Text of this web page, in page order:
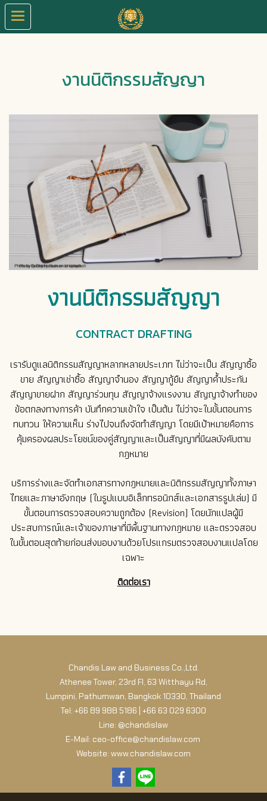
งานนิติกรรมสัญญา
งานนิติกรรมสัญญา
CONTRACT DRAFTING
เรารับดูแลนิติกรรมสัญญาหลากหลายประเภท ไม่ว่าจะเป็น สัญญาซื้อ
ขาย สัญญาเช่าซื้อ สัญญาจำนอง สัญญากู้ยืม สัญญาค้ำประกัน
สัญญาขายฝาก สัญญาร่วมทุน สัญญาจ้างแรงงาน สัญญาจ้างทำของ
ข้อตกลงทางการค้า บันทึกความเข้าใจ เป็นต้น ไม่ว่าจะในขั้นตอนการ
ทบทวน ให้ความเห็น ร่างไปจนถึงจัดทำสัญญา โดยมีเป้าหมายคือการ
คุ้มครองผลประโยชน์ของคู่สัญญาและเป็นสัญญาที่มีผลบังคับตาม
กฎหมาย
บริการร่างและจัดทำเอกสารทางกฎหมายและนิติกรรมสัญญาทั้งภาษา
ไทยและภาษาอังกฤษ (ในรูปแบบอิเล็กทรอนิกส์และเอกสารรูปเล่ม) มี
ขั้นตอนการตรวจสอบความถูกต้อง (Revision) โดยนักแปลผู้มี
ประสบการณ์และเจ้าของภาษาที่มีพื้นฐานทางกฎหมาย และตรวจสอบ
ในขั้นตอนสุดท้ายก่อนส่งมอบงานด้วยโปรแกรมตรวจสอบงานแปลโดย
เฉพาะ
ติดต่อเรา
Chandis Law and Business Co.,Ltd.
Athenee Tower, 23rd Fl, 63 Witthayu Rd,
Lumpini, Pathumwan, Bangkok 10330, Thailand
Tel: +66 89 988 5186 | +66 63 029 6300
Line: @chandislaw
E-Mail: ceo-office@chandislaw.com
Website: www.chandislaw.com